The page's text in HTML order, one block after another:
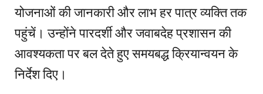
योजनाओं की जानकारी और लाभ हर पात्र व्यक्ति तक
पहुंचें। उन्होंने पारदर्शी और जवाबदेह प्रशासन की
आवश्यकता पर बल देते हुए समयबद्ध क्रियान्वयन के
निर्देश दिए।